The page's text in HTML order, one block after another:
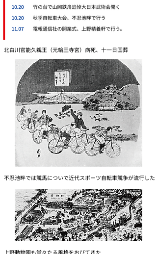
北白川官能久親王（元輪王寺宮）病死、十一日国葬
不忍池畔では競馬についで近代スポーツ自転車競争が流行した
上野動物園も堂々たる風格をおびてきた